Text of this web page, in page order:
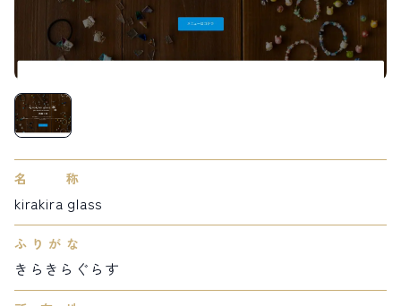
ライブカメラ
RECOMMENDATION
おすすめ情報
ABOUT HAKUBA
白馬村について イベント情報
INFORMATION
お知らせ
STAY
宿泊施設
HAKUBA ORIGINAL
Hakuba Original ノルウェービレッジ
SEASONS
FURUSATO TAX
ふるさと納税
会社概要
名称
kirakira glass
ふりがな
きらきらぐらす